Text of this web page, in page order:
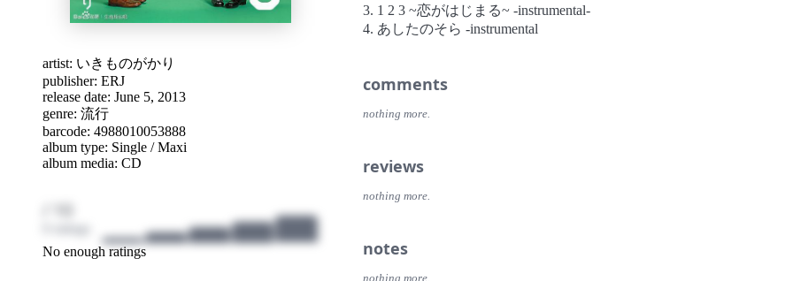
artist: いきものがかり
publisher: ERJ
release date: June 5, 2013
genre: 流行
barcode: 4988010053888
album type: Single / Maxi
album media: CD
/ 10
No enough ratings
3. 1 2 3 ~恋がはじまる~ -instrumental-
4. あしたのそら -instrumental
comments
nothing more.
reviews
nothing more.
notes
nothing more.